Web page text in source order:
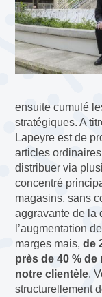
ensuite cumulé
stratégiques. A
Lapeyre est de
articles
distribuer via
concentré
magasins, sans
aggravante de la
l’augmentation
marges mais,de
près de 40 % de
notre clientèle.
structurellement